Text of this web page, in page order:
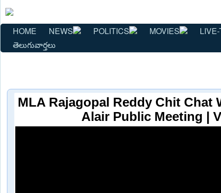
HOME NEWS POLITICS MOVIES
తెలుగువార్తలు
MLA Rajagopal Reddy Chit Chat
Alair Public Meeting |